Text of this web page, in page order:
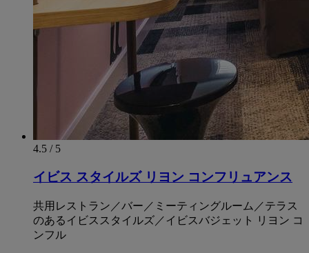
4.5 / 5
イビス スタイルズ リヨン コンフリュアンス
共用レストラン／バー／ミーティングルーム／テラス
のあるイビススタイルズ／イビスバジェット リヨン コ
ンフル